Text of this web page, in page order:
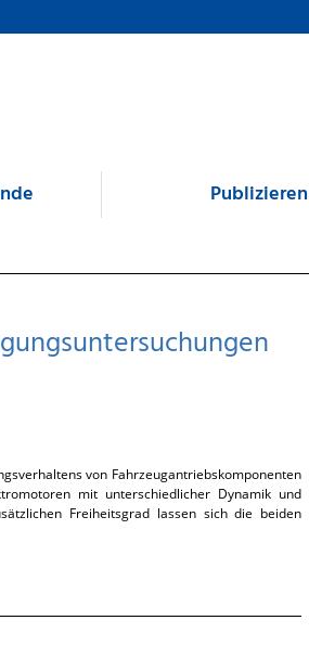
Publizieren
von Fahrzeugantriebskomponenten
mit unterschiedlicher Dynamik und
Freiheitsgrad lassen sich die beiden